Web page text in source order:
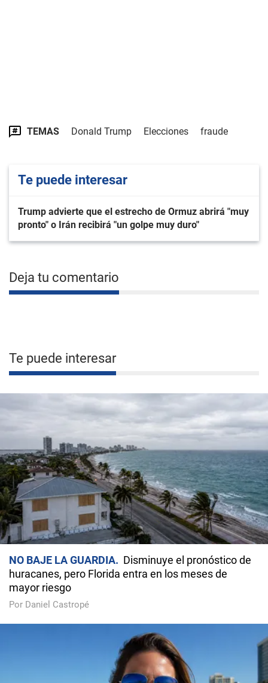
TEMAS Donald Trump Elecciones fraude
Te puede interesar
Trump advierte que el estrecho de Ormuz abrirá "muy
pronto" o Irán recibirá "un golpe muy duro"
Deja tu comentario
Te puede interesar
NO BAJE LA GUARDIA
Disminuye el pronóstico de
huracanes, pero Florida entra en los meses de
mayor riesgo
Por Daniel Castropé